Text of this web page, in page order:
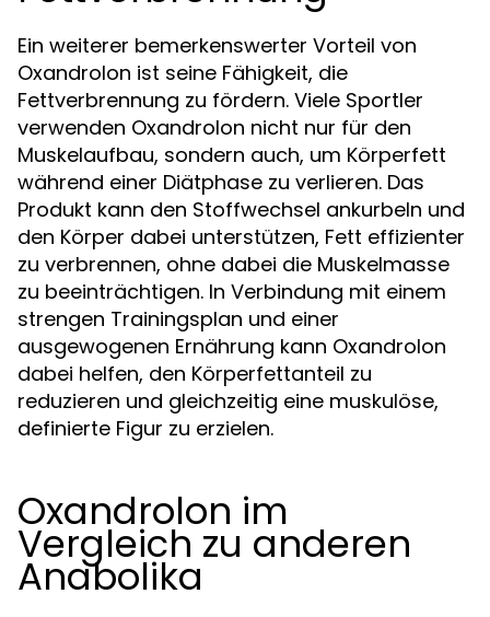
Ein weiterer bemerkenswerter Vorteil von
Oxandrolon ist seine Fähigkeit, die
Fettverbrennung zu fördern. Viele Sportler
verwenden Oxandrolon nicht nur für den
Muskelaufbau, sondern auch, um Körperfett
während einer Diätphase zu verlieren. Das
Produkt kann den Stoffwechsel ankurbeln und
den Körper dabei unterstützen, Fett effizienter
zu verbrennen, ohne dabei die Muskelmasse
zu beeinträchtigen. In Verbindung mit einem
strengen Trainingsplan und einer
ausgewogenen Ernährung kann Oxandrolon
dabei helfen, den Körperfettanteil zu
reduzieren und gleichzeitig eine muskulöse,
definierte Figur zu erzielen.
Oxandrolon im
Vergleich zu anderen
Anabolika